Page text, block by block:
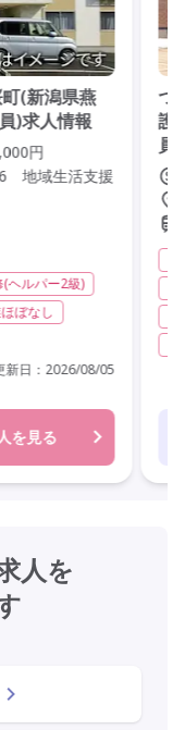
(新潟県燕
)求人情報
円
地域生活支援
ヘルパー2級)
ぼなし
新日： 2026/08/05
を見る
つ
護
員
人を